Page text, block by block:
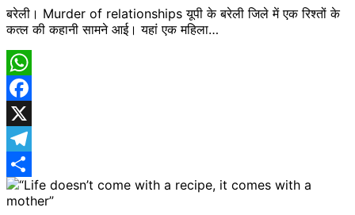
बरेली। Murder of relationships यूपी के बरेली जिले में एक रिश्तों के
कत्ल की कहानी सामने आई। यहां एक महिला…
WhatsApp
Facebook
X
Telegram
Share